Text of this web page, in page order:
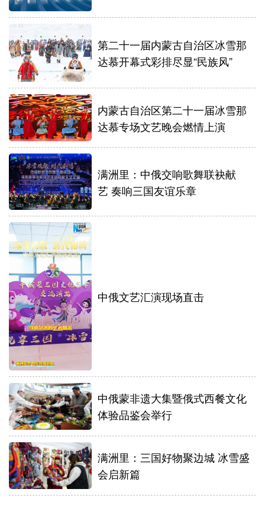
第二十一届内蒙古自治区冰雪那
达慕开幕式彩排尽显“民族风”
内蒙古自治区第二十一届冰雪那
达慕专场文艺晚会燃情上演
满洲里：中俄交响歌舞联袂献
艺 奏响三国友谊乐章
中俄文艺汇演现场直击
中俄蒙非遗大集暨俄式西餐文化
体验品鉴会举行
满洲里：三国好物聚边城 冰雪盛
会启新篇